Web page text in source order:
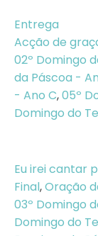
Entrega
Acção de
02º Domingo
da Páscoa -
- Ano C,05º
Domingo do
Eu irei cantar
Final,Oração
03º Domingo
Domingo do